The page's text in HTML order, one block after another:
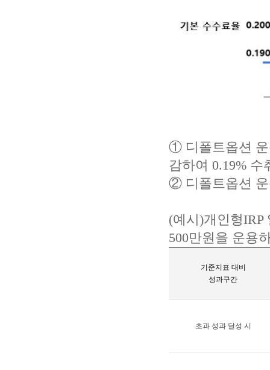
① 디폴트옵션 운
감하여 0.19% 수
② 디폴트옵션 운
(예시)개인형IRP
500만원을 운용
기준지표 대비
성과구간
초과 성과 달성 시